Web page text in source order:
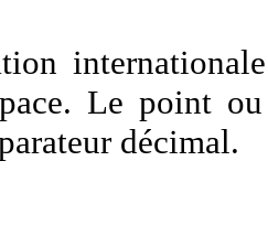
Le point
décimal.